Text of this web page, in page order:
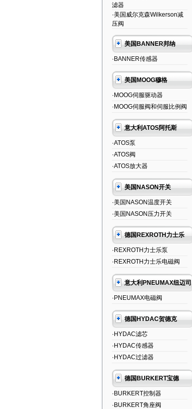
滤器
·美国威尔克森Wilkerson减
压阀
美国BANNER邦纳
·BANNER传感器
美国MOOG穆格
·MOOG伺服驱动器
·MOOG伺服阀和伺服比例阀
意大利ATOS阿托斯
·ATOS泵
·ATOS阀
·ATOS放大器
美国NASON开关
·美国NASON温度开关
·美国NASON压力开关
德国REXROTH力士乐
·REXROTH力士乐泵
·REXROTH力士乐电磁阀
意大利PNEUMAX纽迈司
·PNEUMAX电磁阀
德国HYDAC贺德克
·HYDAC滤芯
·HYDAC传感器
·HYDAC过滤器
德国BURKERT宝德
·BURKERT控制器
·BURKERT角座阀